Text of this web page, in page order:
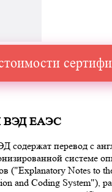
ВЭД ЕАЭС
содержат перевод с
системе
("Explanatory Notes to
and Coding System"),